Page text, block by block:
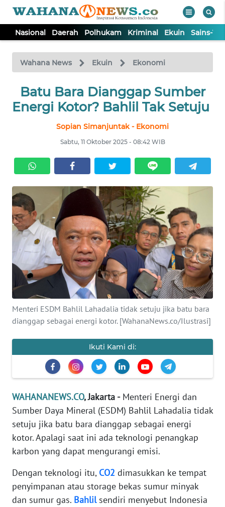
Nasional Daerah Polhukam Kriminal Ekuin Sains-
Wahana News Ekuin Ekonomi
Batu Bara Dianggap Sumber
Energi Kotor? Bahlil Tak Setuju
Sopian Simanjuntak - Ekonomi
Sabtu, 11 Oktober 2025 - 08:42 WIB
Menteri ESDM Bahlil Lahadalia tidak setuju jika batu bara
dianggap sebagai energi kotor. [WahanaNews.co/Ilustrasi]
Ikuti Kami di:
WAHANANEWS.CO, Jakarta -Menteri Energi dan
Sumber Daya Mineral (ESDM) Bahlil Lahadalia tidak
setuju jika batu bara dianggap sebagai energi
kotor. Apalagi saat ini ada teknologi penangkap
karbon yang dapat mengurangi emisi.
Dengan teknologi itu, CO2 dimasukkan ke tempat
penyimpanan atau storage bekas sumur minyak
dan sumur gas. Bahlilsendiri menyebut Indonesia
TV
Tutup
NASIONAL
KRIMINAL
EKUIN
SAINS-TEKNO
KESEHATAN
INTERNASIONAL
SERBA-SERBI
OLAHRAGA
OPINI
EDITORIAL
Informasi
INDEKS
BERITA